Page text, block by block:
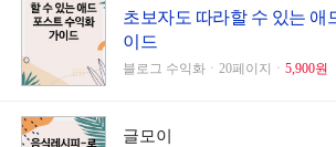
초보자도 따라할 수 있는 애
이드
블로그 수익화ㆍ20페이지ㆍ 5,900원
글모이